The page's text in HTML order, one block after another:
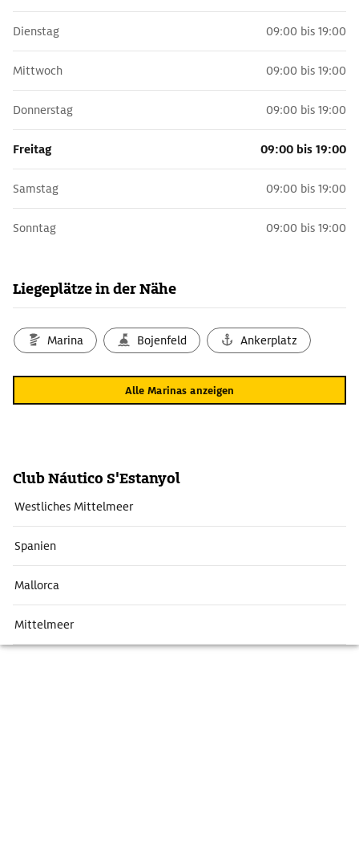
Dienstag 09:00 bis 19:00
Mittwoch 09:00 bis 19:00
Donnerstag 09:00 bis 19:00
Freitag 09:00 bis 19:00
Samstag 09:00 bis 19:00
Sonntag 09:00 bis 19:00
Liegeplätze in der Nähe
Marina Bojenfeld Ankerplatz
Alle Marinas anzeigen
Club Náutico S'Estanyol
Westliches Mittelmeer
Spanien
Mallorca
Mittelmeer